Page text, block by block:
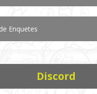
Enquetes
Discord